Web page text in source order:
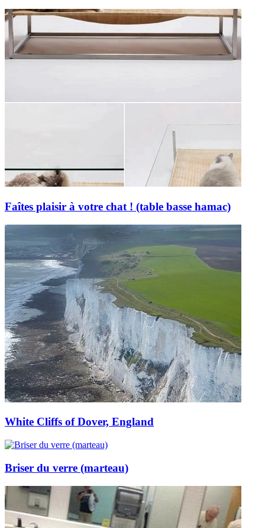
Faîtes plaisir à votre chat ! (table basse hamac)
White Cliffs of Dover, England
Briser du verre (marteau)